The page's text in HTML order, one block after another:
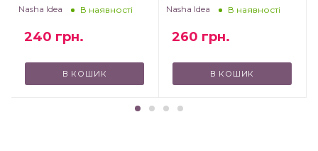
Nasha Idea
В наявності
240 грн.
В КОШИК
Nasha Idea
В наявності
260 грн.
В КОШИК